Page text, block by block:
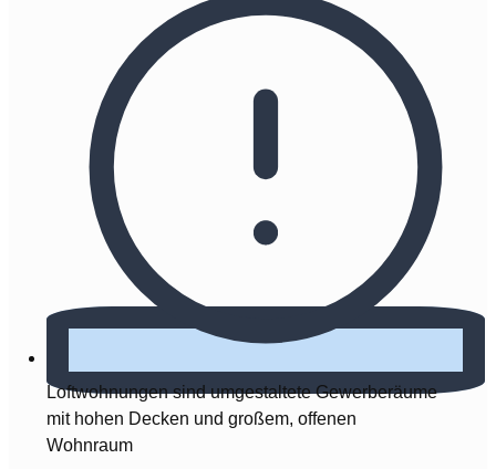
Loftwohnungen sind umgestaltete Gewerberäume
mit hohen Decken und großem, offenen
Wohnraum